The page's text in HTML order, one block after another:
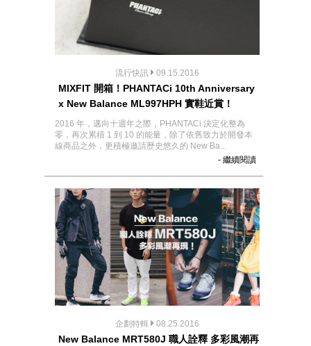
流行快訊 09.15.2016
MIXFIT 開箱！PHANTACi 10th Anniversary
x New Balance ML997HPH 實鞋近賞！
2016 年，邁向十週年之際，PHANTACi 決定化整為
零，再次累積 1 到 10 的能量，除了依舊致力於開發本
線商品之外，更積極邀請歷史悠久的 New Ba...
- 繼續閱讀
企劃特輯 08.25.2016
New Balance MRT580J 職人詮釋 多彩風潮再